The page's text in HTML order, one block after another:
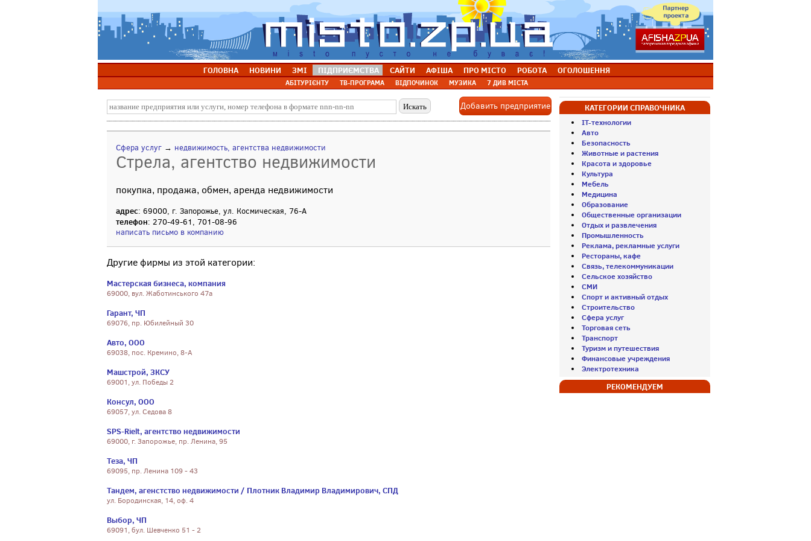
ГОЛОВНА НОВИНИ ЗМІ ПІДПРИЄМСТВА САЙТИ АФІША ПРО МІСТО РОБОТА ОГОЛОШЕННЯ
АБІТУРІЄНТУ ТВ-ПРОГРАМА ВІДПОЧИНОК МУЗИКА 7 ДИВ МІСТА
Добавить предприятие
Сфера услуг → недвижимость, агентства недвижимости
Стрела, агентство недвижимости
покупка, продажа, обмен, аренда недвижимости
адрес: 69000, г. Запорожье, ул. Космическая, 76-А
телефон: 270-49-61, 701-08-96
написать письмо в компанию
Другие фирмы из этой категории:
Мастерская бизнеса, компания
69000, вул. Жаботинського 47а
Гарант, ЧП
69076, пр. Юбилейный 30
Авто, ООО
69038, пос. Кремино, 8-А
Машстрой, ЗКСУ
69001, ул. Победы 2
Консул, ООО
69057, ул. Седова 8
SPS-Rielt, агентство недвижимости
69000, г. Запорожье, пр. Ленина, 95
Теза, ЧП
69095, пр. Ленина 109 - 43
Тандем, агенстство недвижимости / Плотник Владимир Владимирович, СПД
ул. Бородинская, 14, оф. 4
Выбор, ЧП
69091, бул. Шевченко 51 - 2
КАТЕГОРИИ СПРАВОЧНИКА
IT-технологии
Авто
Безопасность
Животные и растения
Красота и здоровье
Культура
Мебель
Медицина
Образование
Общественные организации
Отдых и развлечения
Промышленность
Реклама, рекламные услуги
Рестораны, кафе
Связь, телекоммуникации
Сельское хозяйство
СМИ
Спорт и активный отдых
Строительство
Сфера услуг
Торговая сеть
Транспорт
Туризм и путешествия
Финансовые учреждения
Электротехника
РЕКОМЕНДУЕМ